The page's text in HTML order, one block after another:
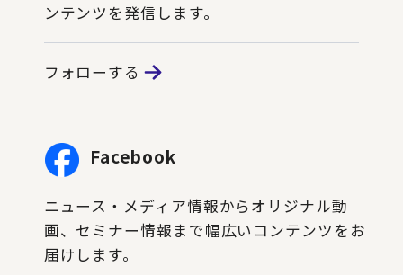
ンテンツを発信します。
フォローする
Facebook
ニュース・メディア情報からオリジナル動
画、セミナー情報まで幅広いコンテンツをお
届けします。